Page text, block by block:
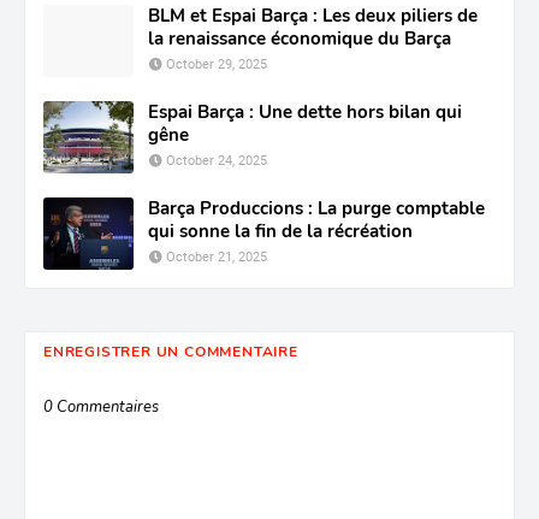
BLM et Espai Barça : Les deux piliers de
la renaissance économique du Barça
October 29, 2025
Espai Barça : Une dette hors bilan qui
gêne
October 24, 2025
Barça Produccions : La purge comptable
qui sonne la fin de la récréation
October 21, 2025
ENREGISTRER UN COMMENTAIRE
0 Commentaires